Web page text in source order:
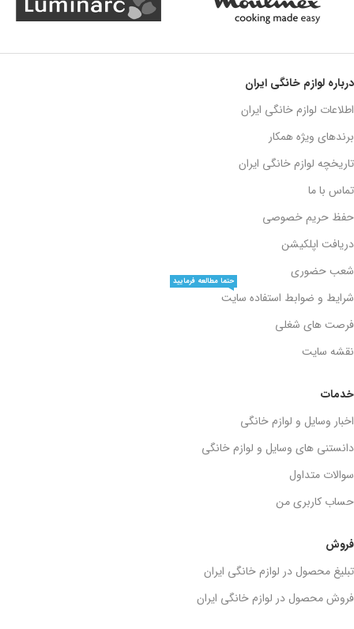
فروش
تبلیغ محصول در لوازم خانگی ایران
فروش محصول در لوازم خانگی ایران
خدمات
اخبار وسایل و لوازم خانگی
دانستنی های وسایل و لوازم خانگی
سوالات متداول
حساب کاربری من
درباره لوازم خانگی ایران
اطلاعات لوازم خانگی ایران
برندهای ویژه همکار
تاریخچه لوازم خانگی ایران
تماس با ما
حفظ حریم خصوصی
دریافت اپلکیشن
شعب حضوری
شرایط و ضوابط استفاده سایت
حتما مطالعه فرمایید
فرصت های شغلی
نقشه سایت